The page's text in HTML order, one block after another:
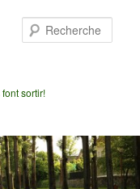
sortir!